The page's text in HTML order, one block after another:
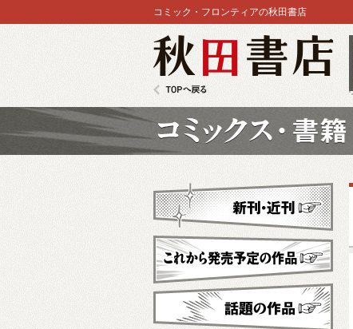
コミック・フロンティアの秋田書店
新刊・近刊
これから発売予定